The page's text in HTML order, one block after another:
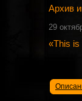
Архив
29
«This